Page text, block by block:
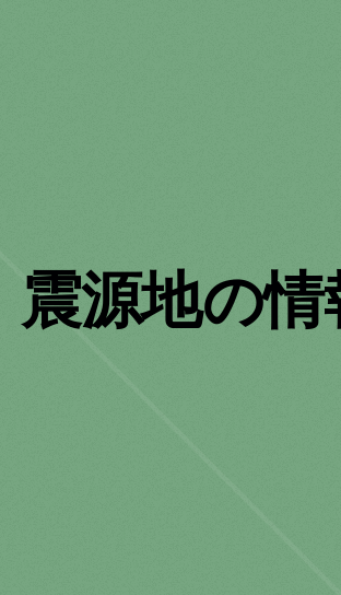
震源地の